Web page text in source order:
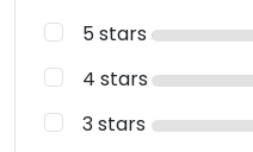
5 stars
4 stars
3 stars